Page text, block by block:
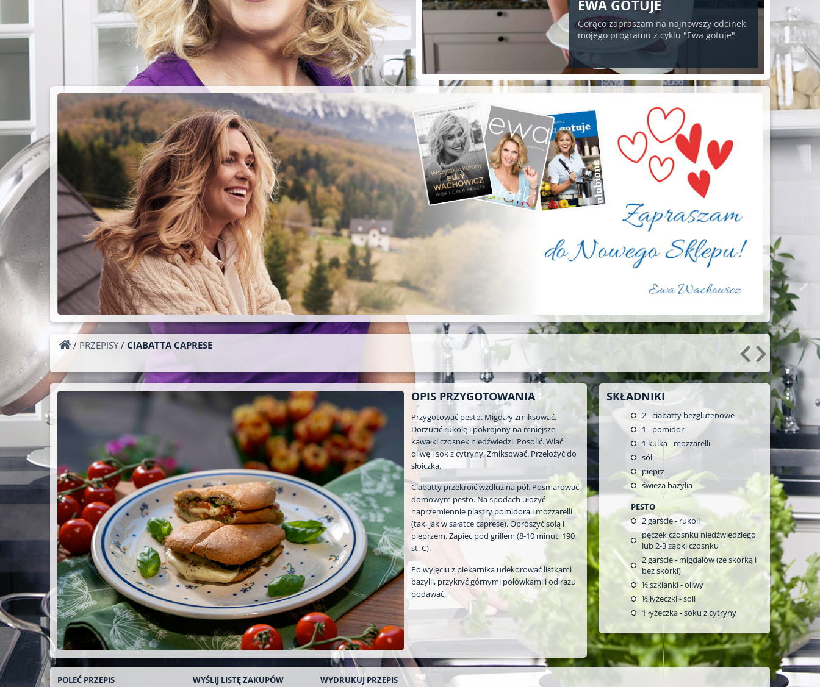
PIECZYSTE POD
CHMURKĄ!
Przepisy na grilla;-)
EWA GOTUJE
Gorąco zapraszam na najnowszy odcinek
mojego programu z cyklu "Ewa gotuje"
/ PRZEPISY / CIABATTA CAPRESE
OPIS PRZYGOTOWANIA
Przygotować pesto. Migdały zmiksować.
Dorzucić rukolę i pokrojony na mniejsze
kawałki czosnek niedźwiedzi. Posolić. Wlać
oliwę i sok z cytryny. Zmiksować. Przełożyć do
słoiczka.
Ciabatty przekroić wzdłuż na pół. Posmarować
domowym pesto. Na spodach ułożyć
naprzemiennie plastry pomidora i mozzarelli
(tak, jak w sałatce caprese). Oprószyć solą i
pieprzem. Zapiec pod grillem (8-10 minut, 190
st. C).
Po wyjęciu z piekarnika udekorować listkami
bazylii, przykryć górnymi połówkami i od razu
podawać.
SKŁADNIKI
2- ciabatty bezglutenowe
1 - pomidor
1 kulka - mozzarelli
sól
pieprz
świeża bazylia
PESTO
2garście - rukoli
pęczek czosnku niedźwiedziego
lub 2-3 ząbki czosnku
2garście - migdałów (ze skórką i
bez skórki)
½szklanki - oliwy
½łyżeczki - soli
1 łyżeczka - soku z cytryny
POLEĆ PRZEPIS WYŚLIJ LISTĘZAKUPÓW WYDRUKUJ PRZEPIS